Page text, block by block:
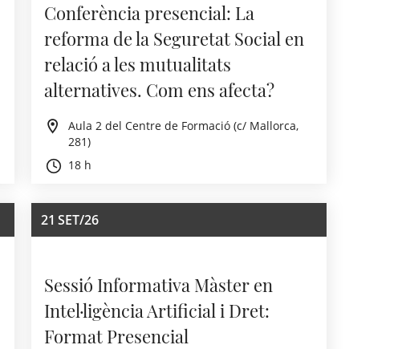
Conferència presencial: La
reforma de la Seguretat Social en
relació a les mutualitats
alternatives. Com ens afecta?
Aula 2 del Centre de Formació (c/ Mallorca,
281)
18 h
21 SET/26
Sessió Informativa Màster en
Intel·ligència Artificial i Dret:
Format Presencial